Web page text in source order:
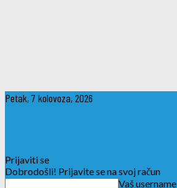
Petak, 7 kolovoza, 2026
Prijaviti se
Dobrodošli! Prijavite se na svoj račun
Vaš username